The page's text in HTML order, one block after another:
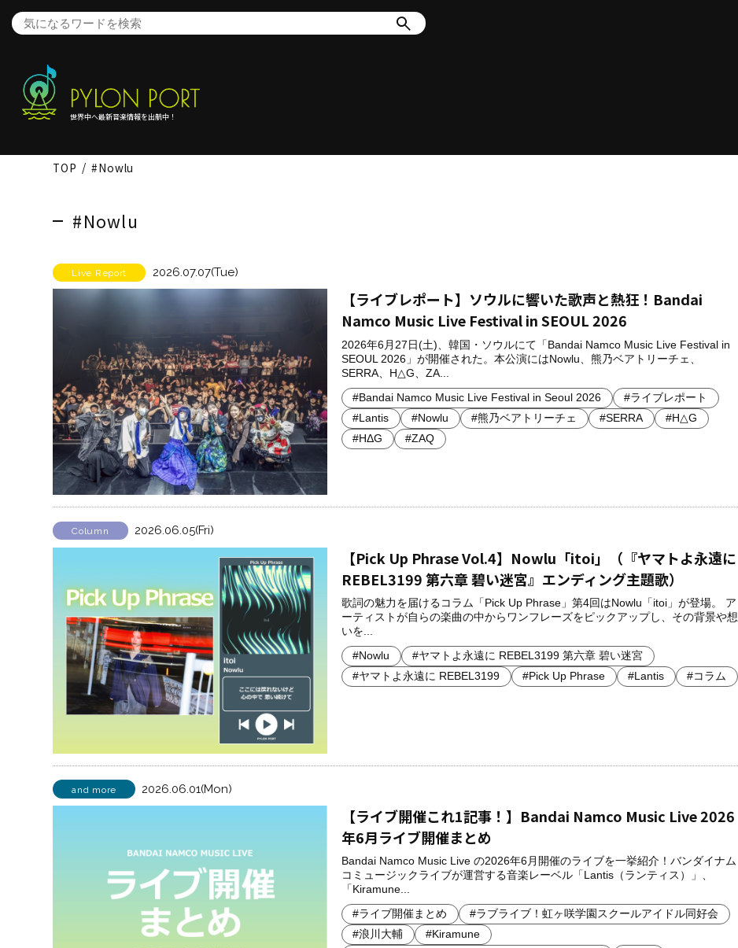
世界中へ最新音楽情報を出航中！
TOP #Nowlu
#Nowlu
Live Report 2026.07.07(Tue)
【ライブレポート】ソウルに響いた歌声と熱狂！Bandai
Namco Music Live Festival in SEOUL 2026
2026年6月27日(土)、韓国・ソウルにて「Bandai Namco Music Live Festival in
SEOUL 2026」が開催された。本公演にはNowlu、熊乃ベアトリーチェ、
SERRA、H△G、ZA...
#Bandai Namco Music Live Festival in Seoul 2026
#ライブレポート
#Lantis
#Nowlu #熊乃ベアトリーチェ #SERRA
#H△G
#HΔG
#ZAQ
Column 2026.06.05(Fri)
【Pick Up Phrase Vol.4】Nowlu「itoi」（『ヤマトよ永遠に
REBEL3199 第六章 碧い迷宮』エンディング主題歌）
歌詞の魅力を届けるコラム「Pick Up Phrase」第4回はNowlu「itoi」が登場。 ア
ーティストが自らの楽曲の中からワンフレーズをピックアップし、その背景や想
いを...
#Nowlu
#ヤマトよ永遠に REBEL3199 第六章 碧い迷宮
#ヤマトよ永遠に REBEL3199
#Pick Up Phrase #Lantis #コラム
and more 2026.06.01(Mon)
【ライブ開催これ1記事！】Bandai Namco Music Live 2026
年6月ライブ開催まとめ
Bandai Namco Music Live の2026年6月開催のライブを一挙紹介！バンダイナム
コミュージックライブが運営する音楽レーベル「Lantis（ランティス）」、
「Kiramune...
#ライブ開催まとめ
#ラブライブ！虹ヶ咲学園スクールアイドル同好会
#浪川大輔
#Kiramune